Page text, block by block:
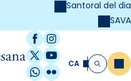
Santoral del dia
SAVA
Facebook
Instagram
X / Twitter
YouTube
WhatsApp
FlickrCA Cerca